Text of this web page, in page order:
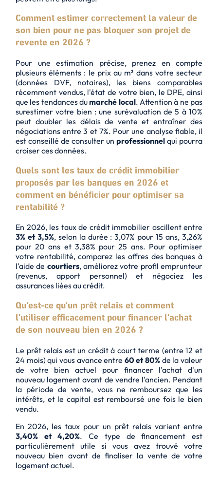
Comment estimer correctement la valeur de
son bien pour ne pas bloquer son projet de
revente en 2026 ?
Pour une estimation précise, prenez en compte
plusieurs éléments : le prix au m² dans votre secteur
(données DVF, notaires), les biens comparables
récemment vendus, l'état de votre bien, le DPE, ainsi
que les tendances dumarché local. Attention à ne pas
surestimer votre bien : une surévaluation de 5 à 10%
peut doubler les délais de vente et entraîner des
négociations entre 3 et 7%. Pour une analyse fiable, il
est conseillé de consulter un professionnel qui pourra
croiser ces données.
Quels sont les taux de crédit immobilier
proposés par les banques en 2026 et
comment en bénéficier pour optimiser sa
rentabilité ?
En 2026, les taux de crédit immobilier oscillent entre
3% et 3,5%, selon la durée : 3,07% pour 15 ans, 3,26%
pour 20 ans et 3,38% pour 25 ans. Pour optimiser
votre rentabilité, comparez les offres des banques à
l'aide de courtiers, améliorez votre profil emprunteur
(revenus, apport personnel) et négociez les
assurances liées au crédit.
Qu'est-ce qu'un prêt relais et comment
l'utiliser efficacement pour financer l'achat
de son nouveau bien en 2026 ?
Le prêt relais est un crédit à court terme (entre 12 et
24 mois) qui vous avance entre 60 et 80% de la valeur
de votre bien actuel pour financer l'achat d'un
nouveau logement avant de vendre l'ancien. Pendant
la période de vente, vous ne remboursez que les
intérêts, et le capital est remboursé une fois le bien
vendu.
En 2026, les taux pour un prêt relais varient entre
3,40% et 4,20%. Ce type de financement est
particulièrement utile si vous avez trouvé votre
nouveau bien avant de finaliser la vente de votre
logement actuel.